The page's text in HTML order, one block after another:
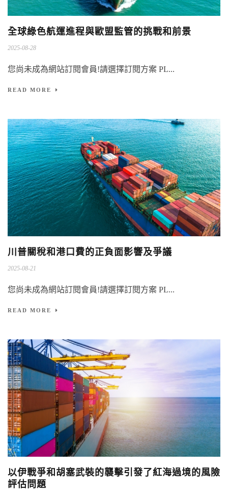
全球綠色航運進程與歐盟監管的挑戰和前景
2025-08-28
您尚未成為網站訂閱會員!請選擇訂閱方案 PL...
READ MORE
川普關稅和港口費的正負面影響及爭議
2025-08-21
您尚未成為網站訂閱會員!請選擇訂閱方案 PL...
READ MORE
以伊戰爭和胡塞武裝的襲擊引發了紅海過境的風險
評估問題